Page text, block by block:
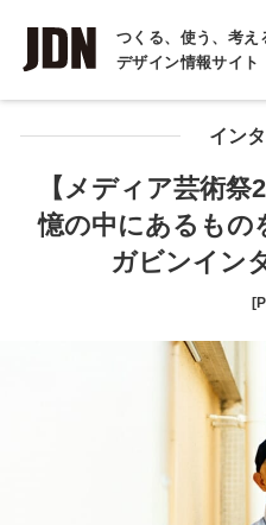
つくる、使う、考え
デザイン情報サイト
INTERVIEW
インタビュー
REPORT
COLUMN
コラム
イン
【メディア芸術
憶の中にあるもの
ガビンイン